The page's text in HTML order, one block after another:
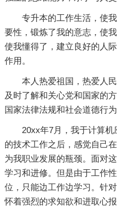
专升本的工作生活，使
要性，锻炼了我的意志，使
使我懂得了，建立良好的人
作用。
本人热爱祖国，热爱人
及时了解和关心党和国家的
国家法律法规和社会道德行为
20xx年7月，我于计算
的技术工作之后，感觉自己
为我职业发展的瓶颈。面对
学习和进修。但是由于工作
位，只能边工作边学习。针
怀着强烈的求知欲和进取心